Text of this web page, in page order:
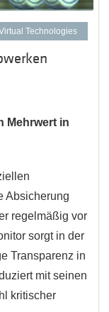
Technologies
Mehrwert in
Absicherung
regelmäßig vor
sorgt in der
Transparenz in
mit seinen
kritischer